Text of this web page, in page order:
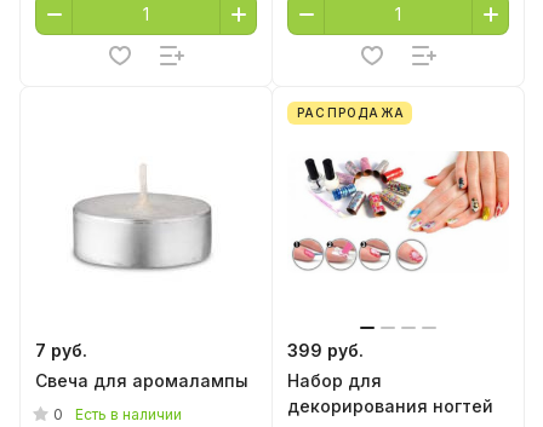
7 руб.
Свеча для аромалампы
0
Есть в наличии
РАСПРОДАЖА
399 руб.
Набор для
декорирования ногтей